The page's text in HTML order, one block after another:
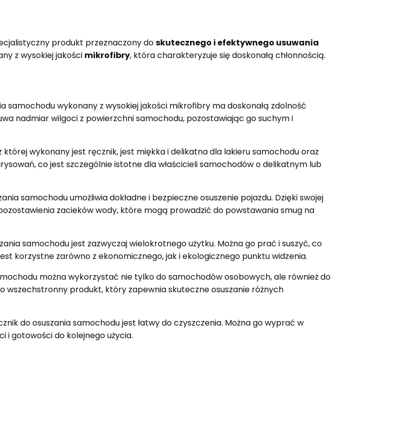
produkt przeznaczony doskutecznego i efektywnego usuwania
z wysokiej jakości mikrofibry, która charakteryzuje się doskonałą chłonnością.
samochodu wykonany z wysokiej jakości mikrofibry ma doskonałą zdolność
nadmiar wilgoci z powierzchni samochodu, pozostawiając go suchym i
wykonany jest ręcznik, jest miękka i delikatna dla lakieru samochodu oraz
co jest szczególnie istotne dla właścicieli samochodów o delikatnym lub
samochodu umożliwia dokładne i bezpieczne osuszenie pojazdu. Dzięki swojej
zacieków wody, które mogą prowadzić do powstawania smug na
samochodu jest zazwyczaj wielokrotnego użytku. Można go prać i suszyć, co
korzystne zarówno z ekonomicznego, jak i ekologicznego punktu widzenia.
można wykorzystać nie tylko do samochodów osobowych, ale również do
wszechstronny produkt, który zapewnia skuteczne osuszanie różnych
do osuszania samochodu jest łatwy do czyszczenia. Można go wyprać w
i gotowości do kolejnego użycia.